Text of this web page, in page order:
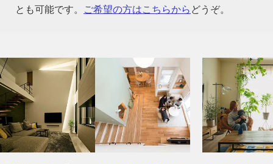
とも可能です。
ご希望の方はこちらから どうぞ。